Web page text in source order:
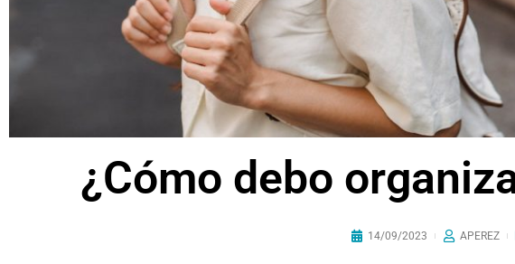
¿Cómo debo
14/09/2023 APEREZ